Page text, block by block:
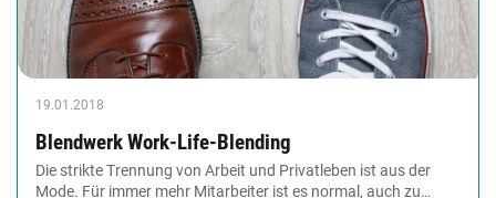
19.01.2018
Blendwerk Work-Life-Blending
Die strikte Trennung von Arbeit und Privatleben ist aus der
Mode. Für immer mehr Mitarbeiter ist es normal, auch zu